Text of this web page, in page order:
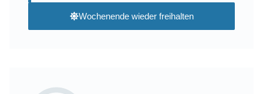
Wochenende wieder freihalten